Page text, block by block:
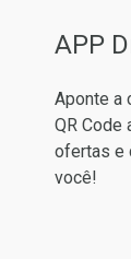
ofertas:
APP
Aponte a
QR Code
ofertas e
você!